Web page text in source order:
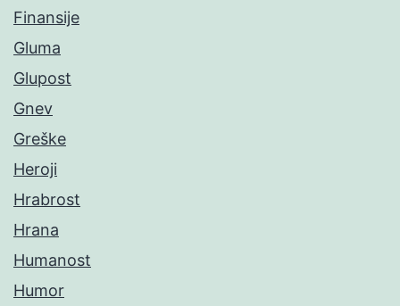
Finansije
Gluma
Glupost
Gnev
Greške
Heroji
Hrabrost
Hrana
Humanost
Humor